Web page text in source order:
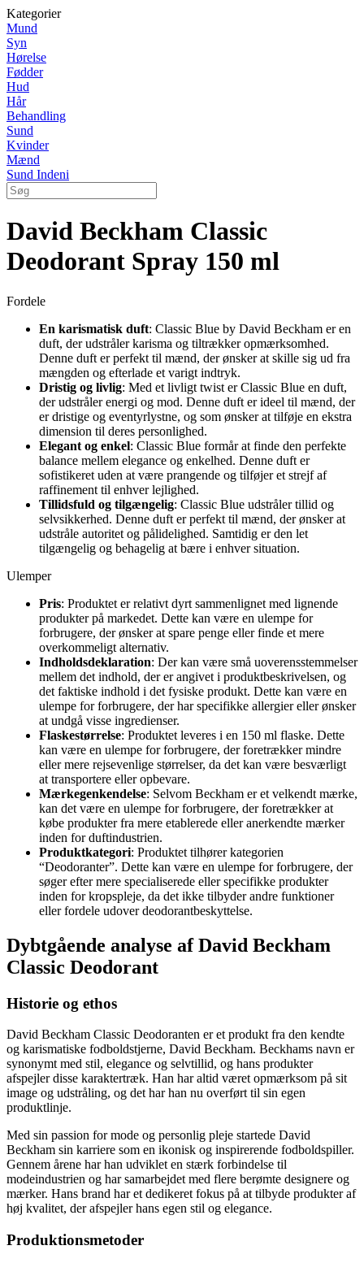
Kategorier
Mund
Syn
Hørelse
Fødder
Hud
Hår
Behandling
Sund
Kvinder
Mænd
Sund Indeni
David Beckham Classic
Deodorant Spray 150 ml
Fordele
En karismatisk duft: Classic Blue by David Beckham er en
duft, der udstråler karisma og tiltrækker opmærksomhed.
Denne duft er perfekt til mænd, der ønsker at skille sig ud fra
mængden og efterlade et varigt indtryk.
Dristig og livlig: Med et livligt twist er Classic Blue en duft,
der udstråler energi og mod. Denne duft er ideel til mænd, der
er dristige og eventyrlystne, og som ønsker at tilføje en ekstra
dimension til deres personlighed.
Elegant og enkel: Classic Blue formår at finde den perfekte
balance mellem elegance og enkelhed. Denne duft er
sofistikeret uden at være prangende og tilføjer et strejf af
raffinement til enhver lejlighed.
Tillidsfuld og tilgængelig: Classic Blue udstråler tillid og
selvsikkerhed. Denne duft er perfekt til mænd, der ønsker at
udstråle autoritet og pålidelighed. Samtidig er den let
tilgængelig og behagelig at bære i enhver situation.
Ulemper
Pris: Produktet er relativt dyrt sammenlignet med lignende
produkter på markedet. Dette kan være en ulempe for
forbrugere, der ønsker at spare penge eller finde et mere
overkommeligt alternativ.
Indholdsdeklaration: Der kan være små uoverensstemmelser
mellem det indhold, der er angivet i produktbeskrivelsen, og
det faktiske indhold i det fysiske produkt. Dette kan være en
ulempe for forbrugere, der har specifikke allergier eller ønsker
at undgå visse ingredienser.
Flaskestørrelse: Produktet leveres i en 150 ml flaske. Dette
kan være en ulempe for forbrugere, der foretrækker mindre
eller mere rejsevenlige størrelser, da det kan være besværligt
at transportere eller opbevare.
Mærkegenkendelse: Selvom Beckham er et velkendt mærke,
kan det være en ulempe for forbrugere, der foretrækker at
købe produkter fra mere etablerede eller anerkendte mærker
inden for duftindustrien.
Produktkategori: Produktet tilhører kategorien
“Deodoranter”. Dette kan være en ulempe for forbrugere, der
søger efter mere specialiserede eller specifikke produkter
inden for kropspleje, da det ikke tilbyder andre funktioner
eller fordele udover deodorantbeskyttelse.
Dybtgående analyse af David Beckham
Classic Deodorant
Historie og ethos
David Beckham Classic Deodoranten er et produkt fra den kendte
og karismatiske fodboldstjerne, David Beckham. Beckhams navn er
synonymt med stil, elegance og selvtillid, og hans produkter
afspejler disse karaktertræk. Han har altid været opmærksom på sit
image og udstråling, og det har han nu overført til sin egen
produktlinje.
Med sin passion for mode og personlig pleje startede David
Beckham sin karriere som en ikonisk og inspirerende fodboldspiller.
Gennem årene har han udviklet en stærk forbindelse til
modeindustrien og har samarbejdet med flere berømte designere og
mærker. Hans brand har et dedikeret fokus på at tilbyde produkter af
høj kvalitet, der afspejler hans egen stil og elegance.
Produktionsmetoder